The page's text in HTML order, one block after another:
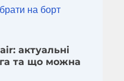
актуальні
та що можна